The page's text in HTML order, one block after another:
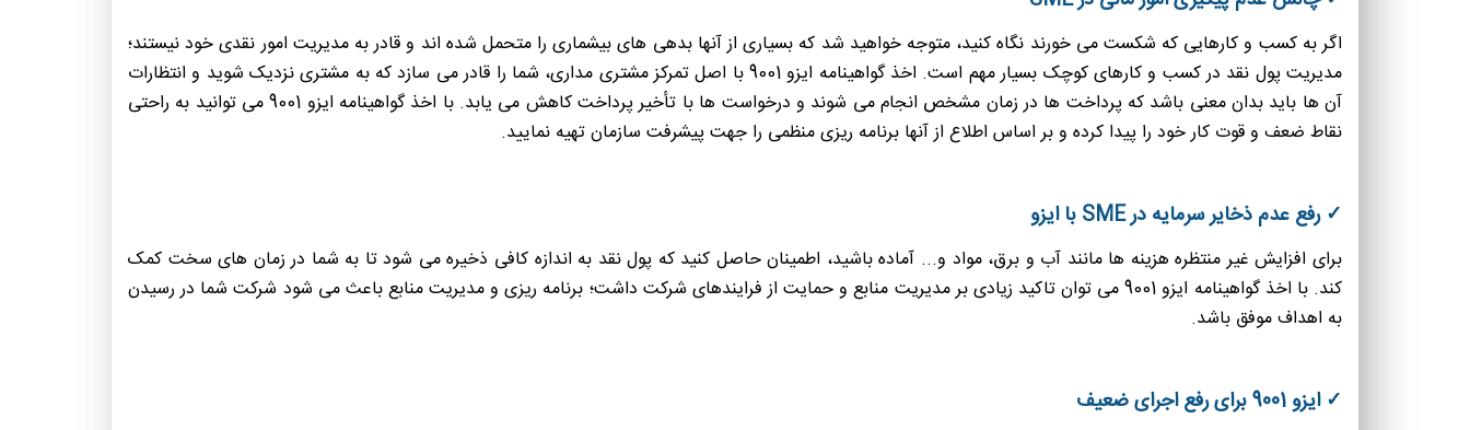
اگر به کسب و کارهایی که شکست می خورند نگاه کنید، متوجه خواهید شد که بسیاری از آنها بدهی های بیشماری را متحمل شده اند و قادر به مدیریت امور نقدی خود نیستند؛
مدیریت پول نقد در کسب و کارهای کوچک بسیار مهم است. اخذ گواهینامه ایزو 9001 با اصل تمرکز مشتری مداری، شما را قادر می سازد که به مشتری نزدیک شوید و انتظارات
آن ها باید بدان معنی باشد که پرداخت ها در زمان مشخص انجام می شوند و درخواست ها با تأخیر پرداخت کاهش می یابد. با اخذ گواهینامه ایزو 9001 می توانید به راحتی
نقاط ضعف و قوت کار خود را پیدا کرده و بر اساس اطلاع از آنها برنامه ریزی منظمی را جهت پیشرفت سازمان تهیه نمایید.
✓ رفع عدم ذخایر سرمایه در SME با ایزو
برای افزایش غیر منتظره هزینه ها مانند آب و برق، مواد و... آماده باشید، اطمینان حاصل کنید که پول نقد به اندازه کافی ذخیره می شود تا به شما در زمان های سخت کمک
کند. با اخذ گواهینامه ایزو 9001 می توان تاکید زیادی بر مدیریت منابع و حمایت از فرایندهای شرکت داشت؛ برنامه ریزی و مدیریت منابع باعث می شود شرکت شما در رسیدن
به اهداف موفق باشد.
✓ ایزو 9001 برای رفع اجرای ضعیف